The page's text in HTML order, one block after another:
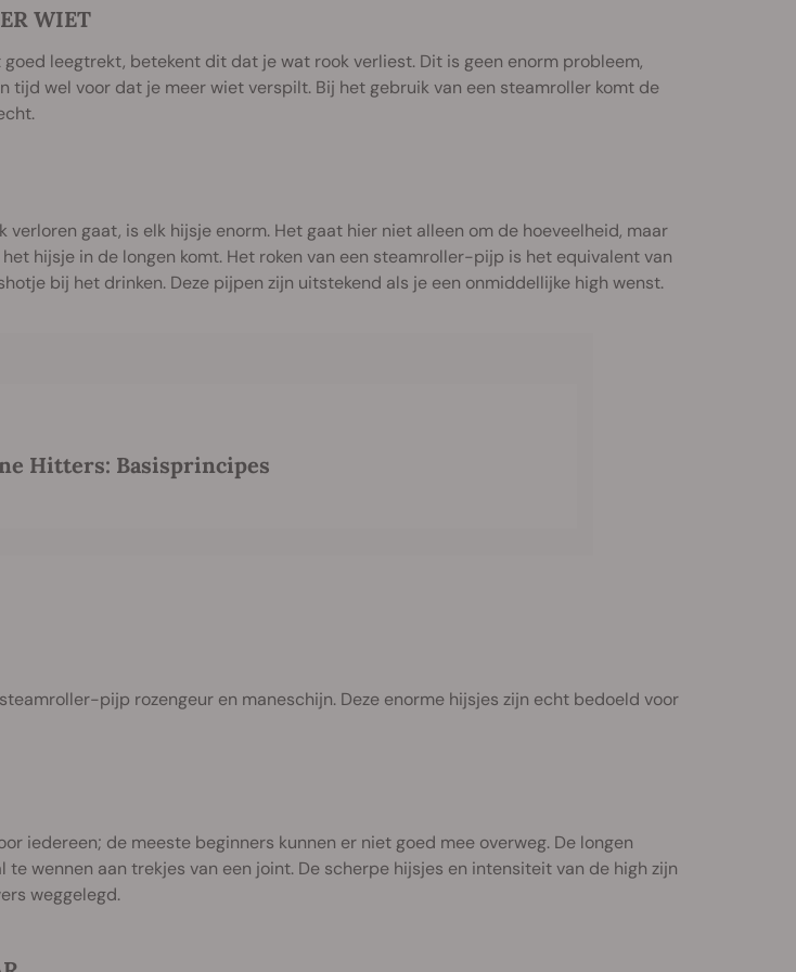
WIET
leegtrekt, betekent dit dat je wat rook verliest. Dit is geen enorm probleem,
tijd wel voor dat je meer wiet verspilt. Bij het gebruik van een steamroller komt de
verloren gaat, is elk hijsje enorm. Het gaat hier niet alleen om de hoeveelheid, maar
hijsje in de longen komt. Het roken van een steamroller-pijp is het equivalent van
bij het drinken. Deze pijpen zijn uitstekend als je een onmiddellijke high wenst.
Hitters: Basisprincipes
pijp rozengeur en maneschijn. Deze enorme hijsjes zijn echt bedoeld voor
iedereen; de meeste beginners kunnen er niet goed mee overweg. De longen
wennen aan trekjes van een joint. De scherpe hijsjes en intensiteit van de high zijn
weggelegd.